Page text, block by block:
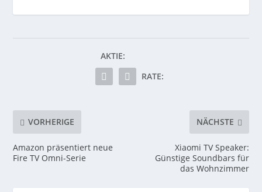
AKTIE:
RATE:
VORHERIGE
Amazon präsentiert neue
Fire TV Omni-Serie
NÄCHSTE
Xiaomi TV Speaker:
Günstige Soundbars für
das Wohnzimmer